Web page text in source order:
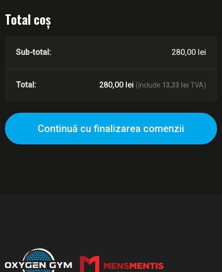
Total coș
280,00 lei
280,00 lei (include 13,33 lei TVA)
Continuă cu finalizarea comenzii